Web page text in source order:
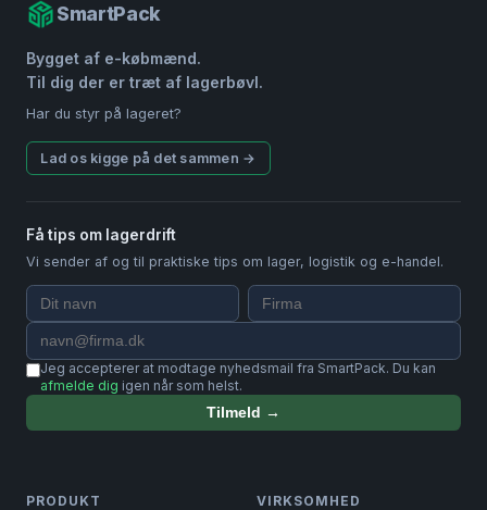
SmartPack
Bygget af e-købmænd.
Til dig der er træt af lagerbøvl.
Har du styr på lageret?
Lad os kigge på det sammen →
Få tips om lagerdrift
Vi sender af og til praktiske tips om lager, logistik og e-handel.
Jeg accepterer at modtage nyhedsmail fra SmartPack. Du kan
afmelde dig igen når som helst.
Tilmeld →
PRODUKT VIRKSOMHED